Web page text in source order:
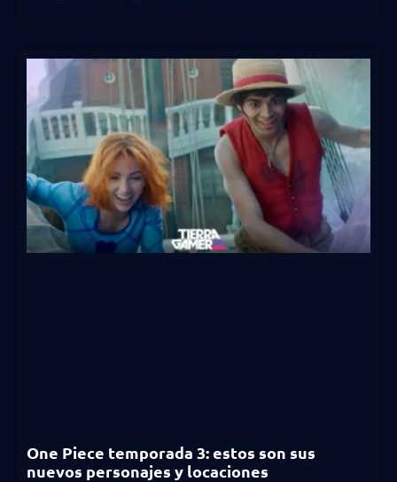
One Piece temporada 3: estos son sus
nuevos personajes y locaciones